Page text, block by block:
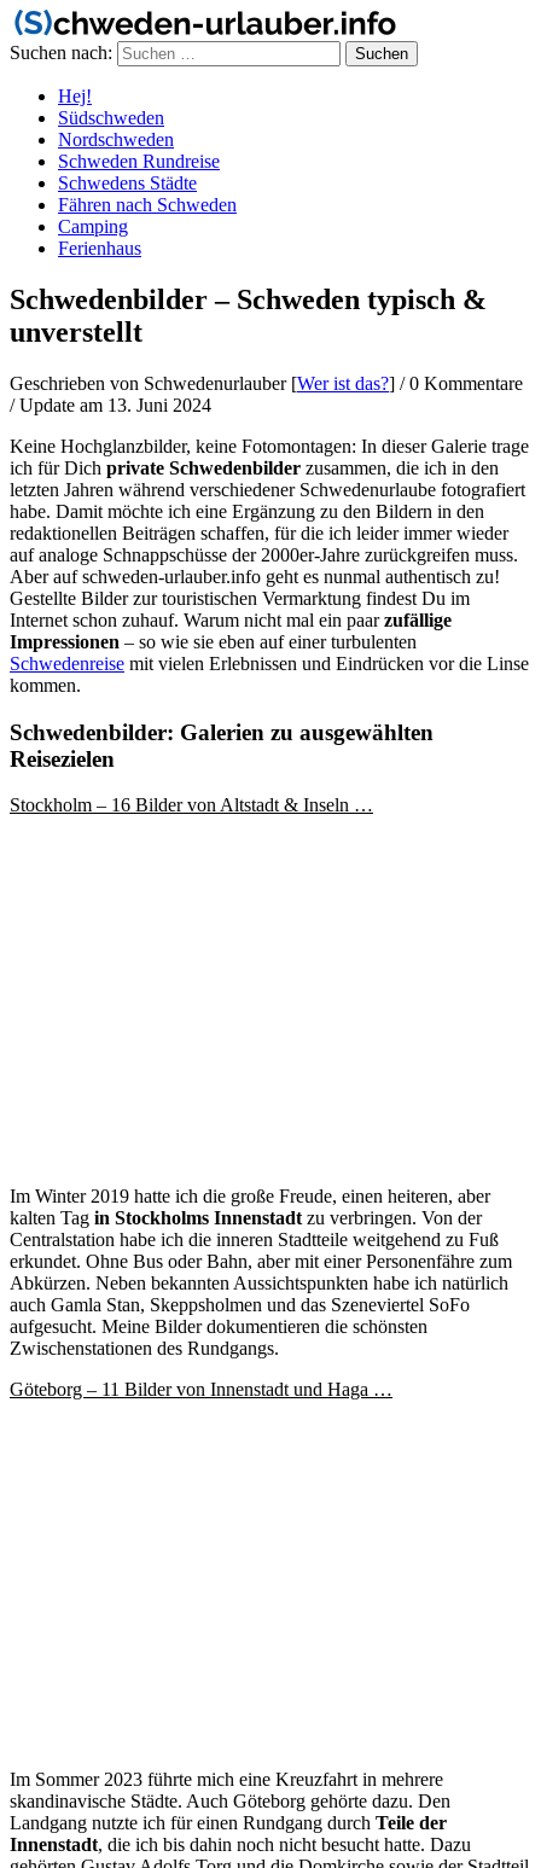
Suchen nach:
Hej!
Südschweden
Nordschweden
Schweden Rundreise
Schwedens Städte
Fähren nach Schweden
Camping
Ferienhaus
Schwedenbilder – Schweden typisch &
unverstellt
Geschrieben von Schwedenurlauber [Wer ist das?] /0 Kommentare
/Update am 13. Juni 2024
Keine Hochglanzbilder, keine Fotomontagen: In dieser Galerie trage
ich für Dich private Schwedenbilder zusammen, die ich in den
letzten Jahren während verschiedener Schwedenurlaube fotografiert
habe. Damit möchte ich eine Ergänzung zu den Bildern in den
redaktionellen Beiträgen schaffen, für die ich leider immer wieder
auf analoge Schnappschüsse der 2000er-Jahre zurückgreifen muss.
Aber auf schweden-urlauber.info geht es nunmal authentisch zu!
Gestellte Bilder zur touristischen Vermarktung findest Du im
Internet schon zuhauf. Warum nicht mal ein paarzufällige
Impressionen – so wie sie eben auf einer turbulenten
Schwedenreise mit vielen Erlebnissen und Eindrücken vor die Linse
kommen.
Schwedenbilder: Galerien zu ausgewählten
Reisezielen
Stockholm – 16 Bilder von Altstadt & Inseln …
Im Winter 2019 hatte ich die große Freude, einen heiteren, aber
kalten Tag in Stockholms Innenstadt zu verbringen. Von der
Centralstation habe ich die inneren Stadtteile weitgehend zu Fuß
erkundet. Ohne Bus oder Bahn, aber mit einer Personenfähre zum
Abkürzen. Neben bekannten Aussichtspunkten habe ich natürlich
auch Gamla Stan, Skeppsholmen und das Szeneviertel SoFo
aufgesucht. Meine Bilder dokumentieren die schönsten
Zwischenstationen des Rundgangs.
Göteborg – 11 Bilder von Innenstadt und Haga …
Im Sommer 2023 führte mich eine Kreuzfahrt in mehrere
skandinavische Städte. Auch Göteborg gehörte dazu. Den
Landgang nutzte ich für einen Rundgang durch Teile der
Innenstadt, die ich bis dahin noch nicht besucht hatte. Dazu